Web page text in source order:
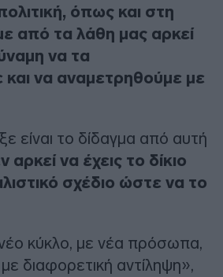
όπως και στη
από τα λάθη μας αρκεί
να τα
και να αναμετρηθούμε με
είναι το δίδαγμα από αυτή
αρκεί να έχεις το δίκιο
σχέδιο ώστε να το
κύκλο, με νέα πρόσωπα,
με διαφορετική αντίληψη»,